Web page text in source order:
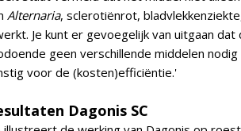
Alternaria, sclerotiënrot,
Je kunt er gevoegelijk van uitgaan
geen verschillende middelen
voor de (kosten)efficiëntie.'
Dagonis SC